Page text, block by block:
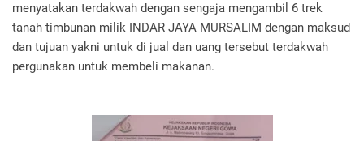
menyatakan terdakwah dengan sengaja mengambil 6 trek
tanah timbunan milik INDAR JAYA MURSALIM dengan maksud
dan tujuan yakni untuk di jual dan uang tersebut terdakwah
pergunakan untuk membeli makanan.